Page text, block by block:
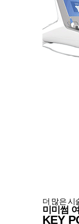
더 많은 시
미미썸
KEY